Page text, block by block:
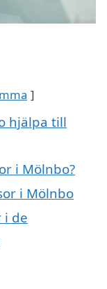
hjälpa till
i Mölnbo?
i Mölnbo
i de